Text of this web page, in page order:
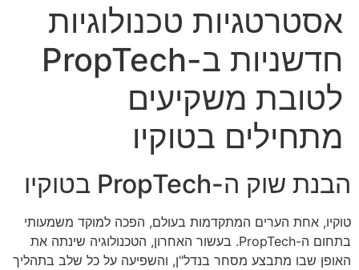
אסטרטגיות טכנולוגיות
חדשניות ב-PropTech
לטובת משקיעים
מתחילים בטוקיו
הבנת שוק ה-PropTech בטוקיו
טוקיו, אחת הערים המתקדמות בעולם, הפכה למוקד משמעותי
בתחום ה-PropTech. בעשור האחרון, הטכנולוגיה שינתה את
האופן שבו מתבצע מסחר בנדל"ן, והשפיעה על כל שלב בתהליך